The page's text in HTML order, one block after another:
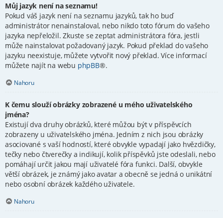
Můj jazyk není na seznamu!
Pokud váš jazyk není na seznamu jazyků, tak ho buď
administrátor nenainstaloval, nebo nikdo toto fórum do vašeho
jazyka nepřeložil. Zkuste se zeptat administrátora fóra, jestli
může nainstalovat požadovaný jazyk. Pokud překlad do vašeho
jazyku neexistuje, můžete vytvořit nový překlad. Více informací
můžete najít na webu phpBB®.
Nahoru
K čemu slouží obrázky zobrazené u mého uživatelského
jména?
Existují dva druhy obrázků, které můžou být v příspěvcích
zobrazeny u uživatelského jména. Jedním z nich jsou obrázky
asociované s vaší hodností, které obvykle vypadají jako hvězdičky,
tečky nebo čtverečky a indikují, kolik příspěvků jste odeslali, nebo
pomáhají určit jakou mají uživatelé fóra funkci. Další, obvykle
větší obrázek, je známý jako avatar a obecně se jedná o unikátní
nebo osobní obrázek každého uživatele.
Nahoru